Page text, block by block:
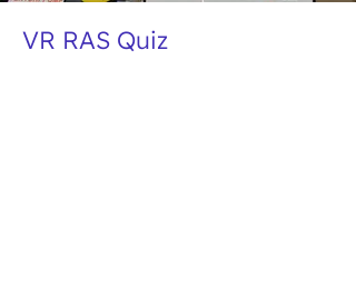
VR RAS Quiz